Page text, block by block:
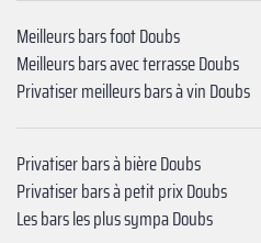
Meilleurs bars foot Doubs
Meilleurs bars avec terrasse Doubs
Privatiser meilleurs bars à vin Doubs
Privatiser bars à bière Doubs
Privatiser bars à petit prix Doubs
Les bars les plus sympa Doubs